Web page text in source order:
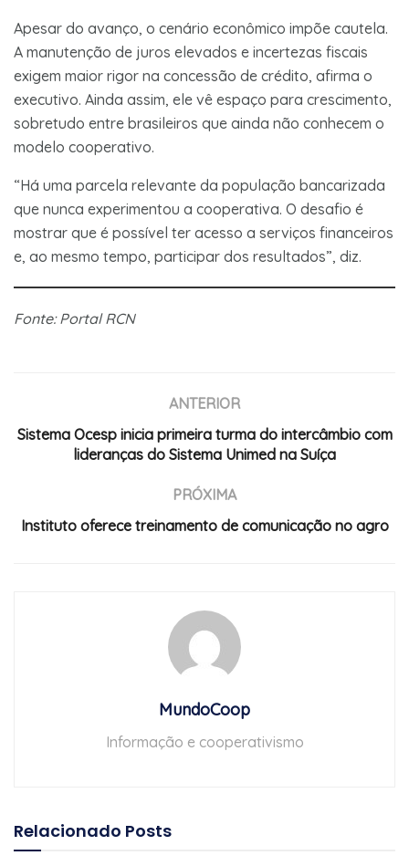
Apesar do avanço, o cenário econômico impõe cautela.
A manutenção de juros elevados e incertezas fiscais
exigem maior rigor na concessão de crédito, afirma o
executivo. Ainda assim, ele vê espaço para crescimento,
sobretudo entre brasileiros que ainda não conhecem o
modelo cooperativo.
“Há uma parcela relevante da população bancarizada
que nunca experimentou a cooperativa. O desafio é
mostrar que é possível ter acesso a serviços financeiros
e, ao mesmo tempo, participar dos resultados”, diz.
Fonte: Portal RCN
ANTERIOR
Sistema Ocesp inicia primeira turma do intercâmbio com
lideranças do Sistema Unimed na Suíça
PRÓXIMA
Instituto oferece treinamento de comunicação no agro
MundoCoop
Informação e cooperativismo
Relacionado Posts